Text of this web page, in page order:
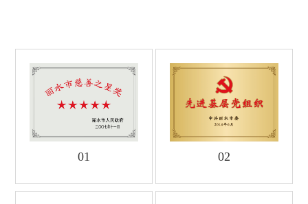
咨询中心
行业动态 视频集锦
人才理念 教育培训 诚聘英才
01 02